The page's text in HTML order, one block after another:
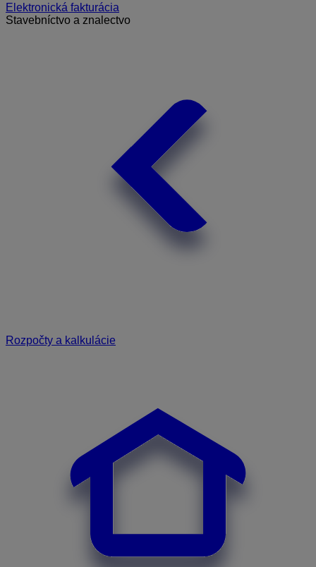
Elektronická fakturácia
Stavebníctvo a znalectvo
Rozpočty a kalkulácie